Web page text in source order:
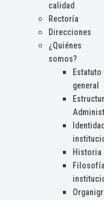
calidad
Rectoría
Direcciones
¿Quiénes
somos?
Estatuto
general
Identidad
Historia
Filosofía